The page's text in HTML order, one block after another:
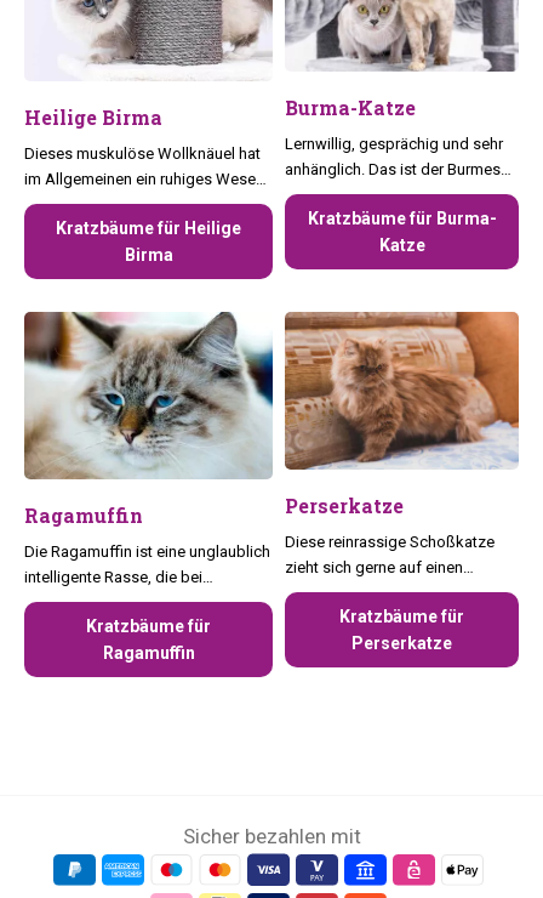
Heilige Birma
Dieses muskulöse Wollknäuel hat
im Allgemeinen ein ruhiges Wesen
und mag Kratzbäume mit vielen
Versteckmöglichkeiten.
Kratzbäume für Heilige
Birma
Burma-Katze
Lernwillig, gesprächig und sehr
anhänglich. Das ist der Burmese
in einer Nussschale.
Kratzbäume für Burma-
Katze
Ragamuffin
Die Ragamuffin ist eine unglaublich
intelligente Rasse, die bei
europäischen Katzenbesitzern sehr
beliebt ist.Kratzbäume für
Ragamuffin
Perserkatze
Diese reinrassige Schoßkatze
zieht sich gerne auf einen
Kratzbaum mit dunklen
Verstecken zurück.
Kratzbäume für
Perserkatze
Sicher bezahlen mit